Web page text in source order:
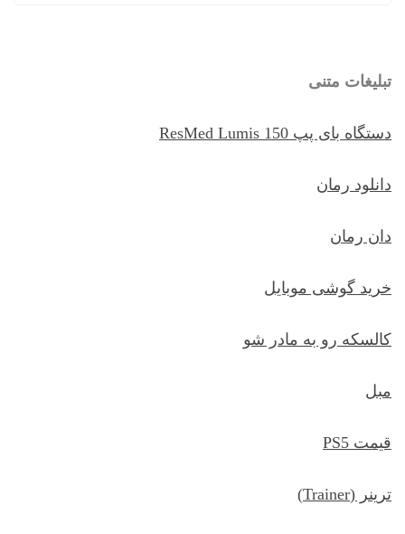
تبلیغات متنی
دستگاه بای پپ ResMed Lumis 150
دانلود رمان
دان رمان
خرید گوشی موبایل
کالسکه رو به مادر شو
مبل
قیمت PS5
ترينر (Trainer)